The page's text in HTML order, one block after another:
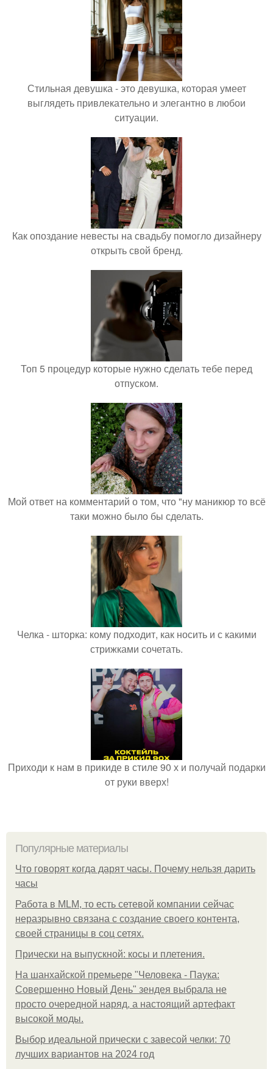
Стильная девушка - это девушка, которая умеет
выглядеть привлекательно и элегантно в любои
ситуации.
Как опоздание невесты на свадьбу помогло дизайнеру
открыть свой бренд.
Топ 5 процедур которые нужно сделать тебе перед
отпуском.
Мой ответ на комментарий о том, что "ну маникюр то всё
таки можно было бы сделать.
Челка - шторка: кому подходит, как носить и с какими
стрижками сочетать.
Приходи к нам в прикиде в стиле 90 х и получай подарки
от руки вверх!
Популярные материалы
Что говорят когда дарят часы. Почему нельзя дарить
часы
Работа в MLM, то есть сетевой компании сейчас
неразрывно связана с создание своего контента,
своей страницы в соц сетях.
Прически на выпускной: косы и плетения.
На шанхайской премьере "Человека - Паука:
Совершенно Новый День" зендея выбрала не
просто очередной наряд, а настоящий артефакт
высокой моды.
Выбор идеальной прически с завесой челки: 70
лучших вариантов на 2024 год